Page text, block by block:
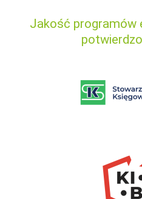
Jakość programów